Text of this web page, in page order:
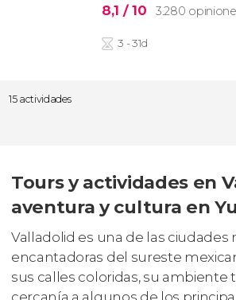
8,1 / 10 3.280
3 - 31d
15 actividades
Tours y actividades en
aventura y cultura en
Valladolid es una de las ciudades
encantadoras del sureste
sus calles coloridas, su ambiente